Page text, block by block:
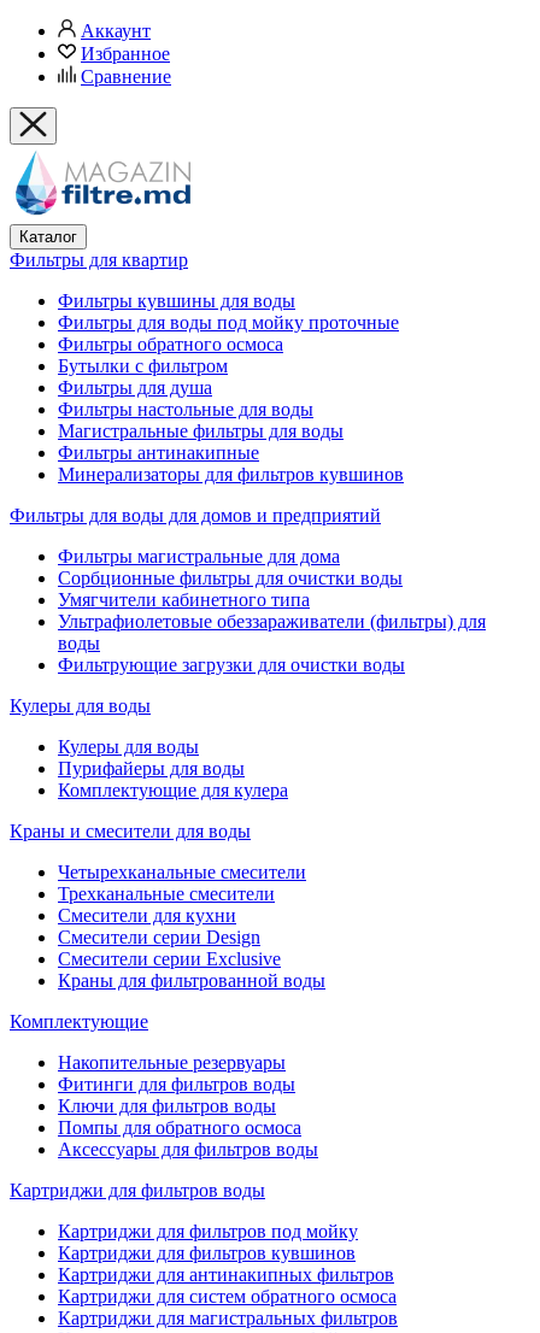
Аккаунт
Избранное
Сравнение
Каталог
Фильтры для квартир
Фильтры кувшины для воды
Фильтры для воды под мойку проточные
Фильтры обратного осмоса
Бутылки с фильтром
Фильтры для душа
Фильтры настольные для воды
Магистральные фильтры для воды
Фильтры антинакипные
Минерализаторы для фильтров кувшинов
Фильтры для воды для домов и предприятий
Фильтры магистральные для дома
Сорбционные фильтры для очистки воды
Умягчители кабинетного типа
Ультрафиолетовые обеззараживатели (фильтры) для
воды
Фильтрующие загрузки для очистки воды
Кулеры для воды
Кулеры для воды
Пурифайеры для воды
Комплектующие для кулера
Краны и смесители для воды
Четырехканальные смесители
Трехканальные смесители
Смесители для кухни
Смесители серии Design
Смесители серии Exclusive
Краны для фильтрованной воды
Комплектующие
Накопительные резервуары
Фитинги для фильтров воды
Ключи для фильтров воды
Помпы для обратного осмоса
Аксессуары для фильтров воды
Картриджи для фильтров воды
Картриджи для фильтров под мойку
Картриджи для фильтров кувшинов
Картриджи для антинакипных фильтров
Картриджи для систем обратного осмоса
Картриджи для магистральных фильтров